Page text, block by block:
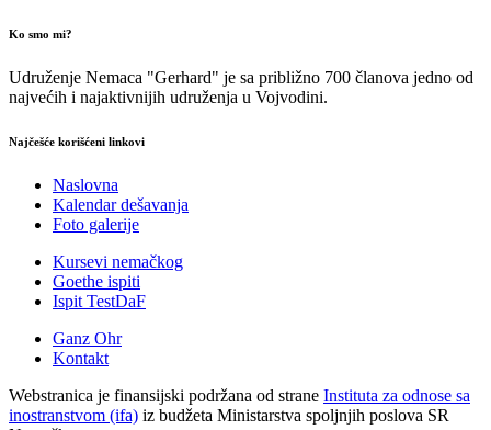
Ko smo mi?
Udruženje Nemaca "Gerhard" je sa približno 700 članova jedno od
najvećih i najaktivnijih udruženja u Vojvodini.
Najčešće korišćeni linkovi
Naslovna
Kalendar dešavanja
Foto galerije
Kursevi nemačkog
Goethe ispiti
Ispit TestDaF
Ganz Ohr
Kontakt
Webstranica je finansijski podržana od strane Instituta za odnose sa
inostranstvom (ifa) iz budžeta Ministarstva spoljnjih poslova SR